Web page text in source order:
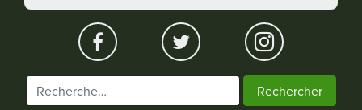
Rechercher :